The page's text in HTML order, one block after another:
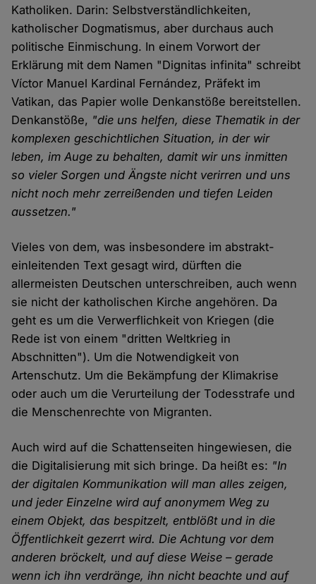
Katholiken. Darin: Selbstverständlichkeiten,
katholischer Dogmatismus, aber durchaus auch
politische Einmischung. In einem Vorwort der
Erklärung mit dem Namen "Dignitas infinita" schreibt
Víctor Manuel Kardinal Fernández, Präfekt im
Vatikan, das Papier wolle Denkanstöße bereitstellen.
Denkanstöße, "die uns helfen, diese Thematik in der
komplexen geschichtlichen Situation, in der wir
leben, im Auge zu behalten, damit wir uns inmitten
so vieler Sorgen und Ängste nicht verirren und uns
nicht noch mehr zerreißenden und tiefen Leiden
aussetzen."
Vieles von dem, was insbesondere im abstrakt-
einleitenden Text gesagt wird, dürften die
allermeisten Deutschen unterschreiben, auch wenn
sie nicht der katholischen Kirche angehören. Da
geht es um die Verwerflichkeit von Kriegen (die
Rede ist von einem "dritten Weltkrieg in
Abschnitten"). Um die Notwendigkeit von
Artenschutz. Um die Bekämpfung der Klimakrise
oder auch um die Verurteilung der Todesstrafe und
die Menschenrechte von Migranten.
Auch wird auf die Schattenseiten hingewiesen, die
die Digitalisierung mit sich bringe. Da heißt es: "In
der digitalen Kommunikation will man alles zeigen,
und jeder Einzelne wird auf anonymem Weg zu
einem Objekt, das bespitzelt, entblößt und in die
Öffentlichkeit gezerrt wird. Die Achtung vor dem
anderen bröckelt, und auf diese Weise – gerade
wenn ich ihn verdränge, ihn nicht beachte und auf